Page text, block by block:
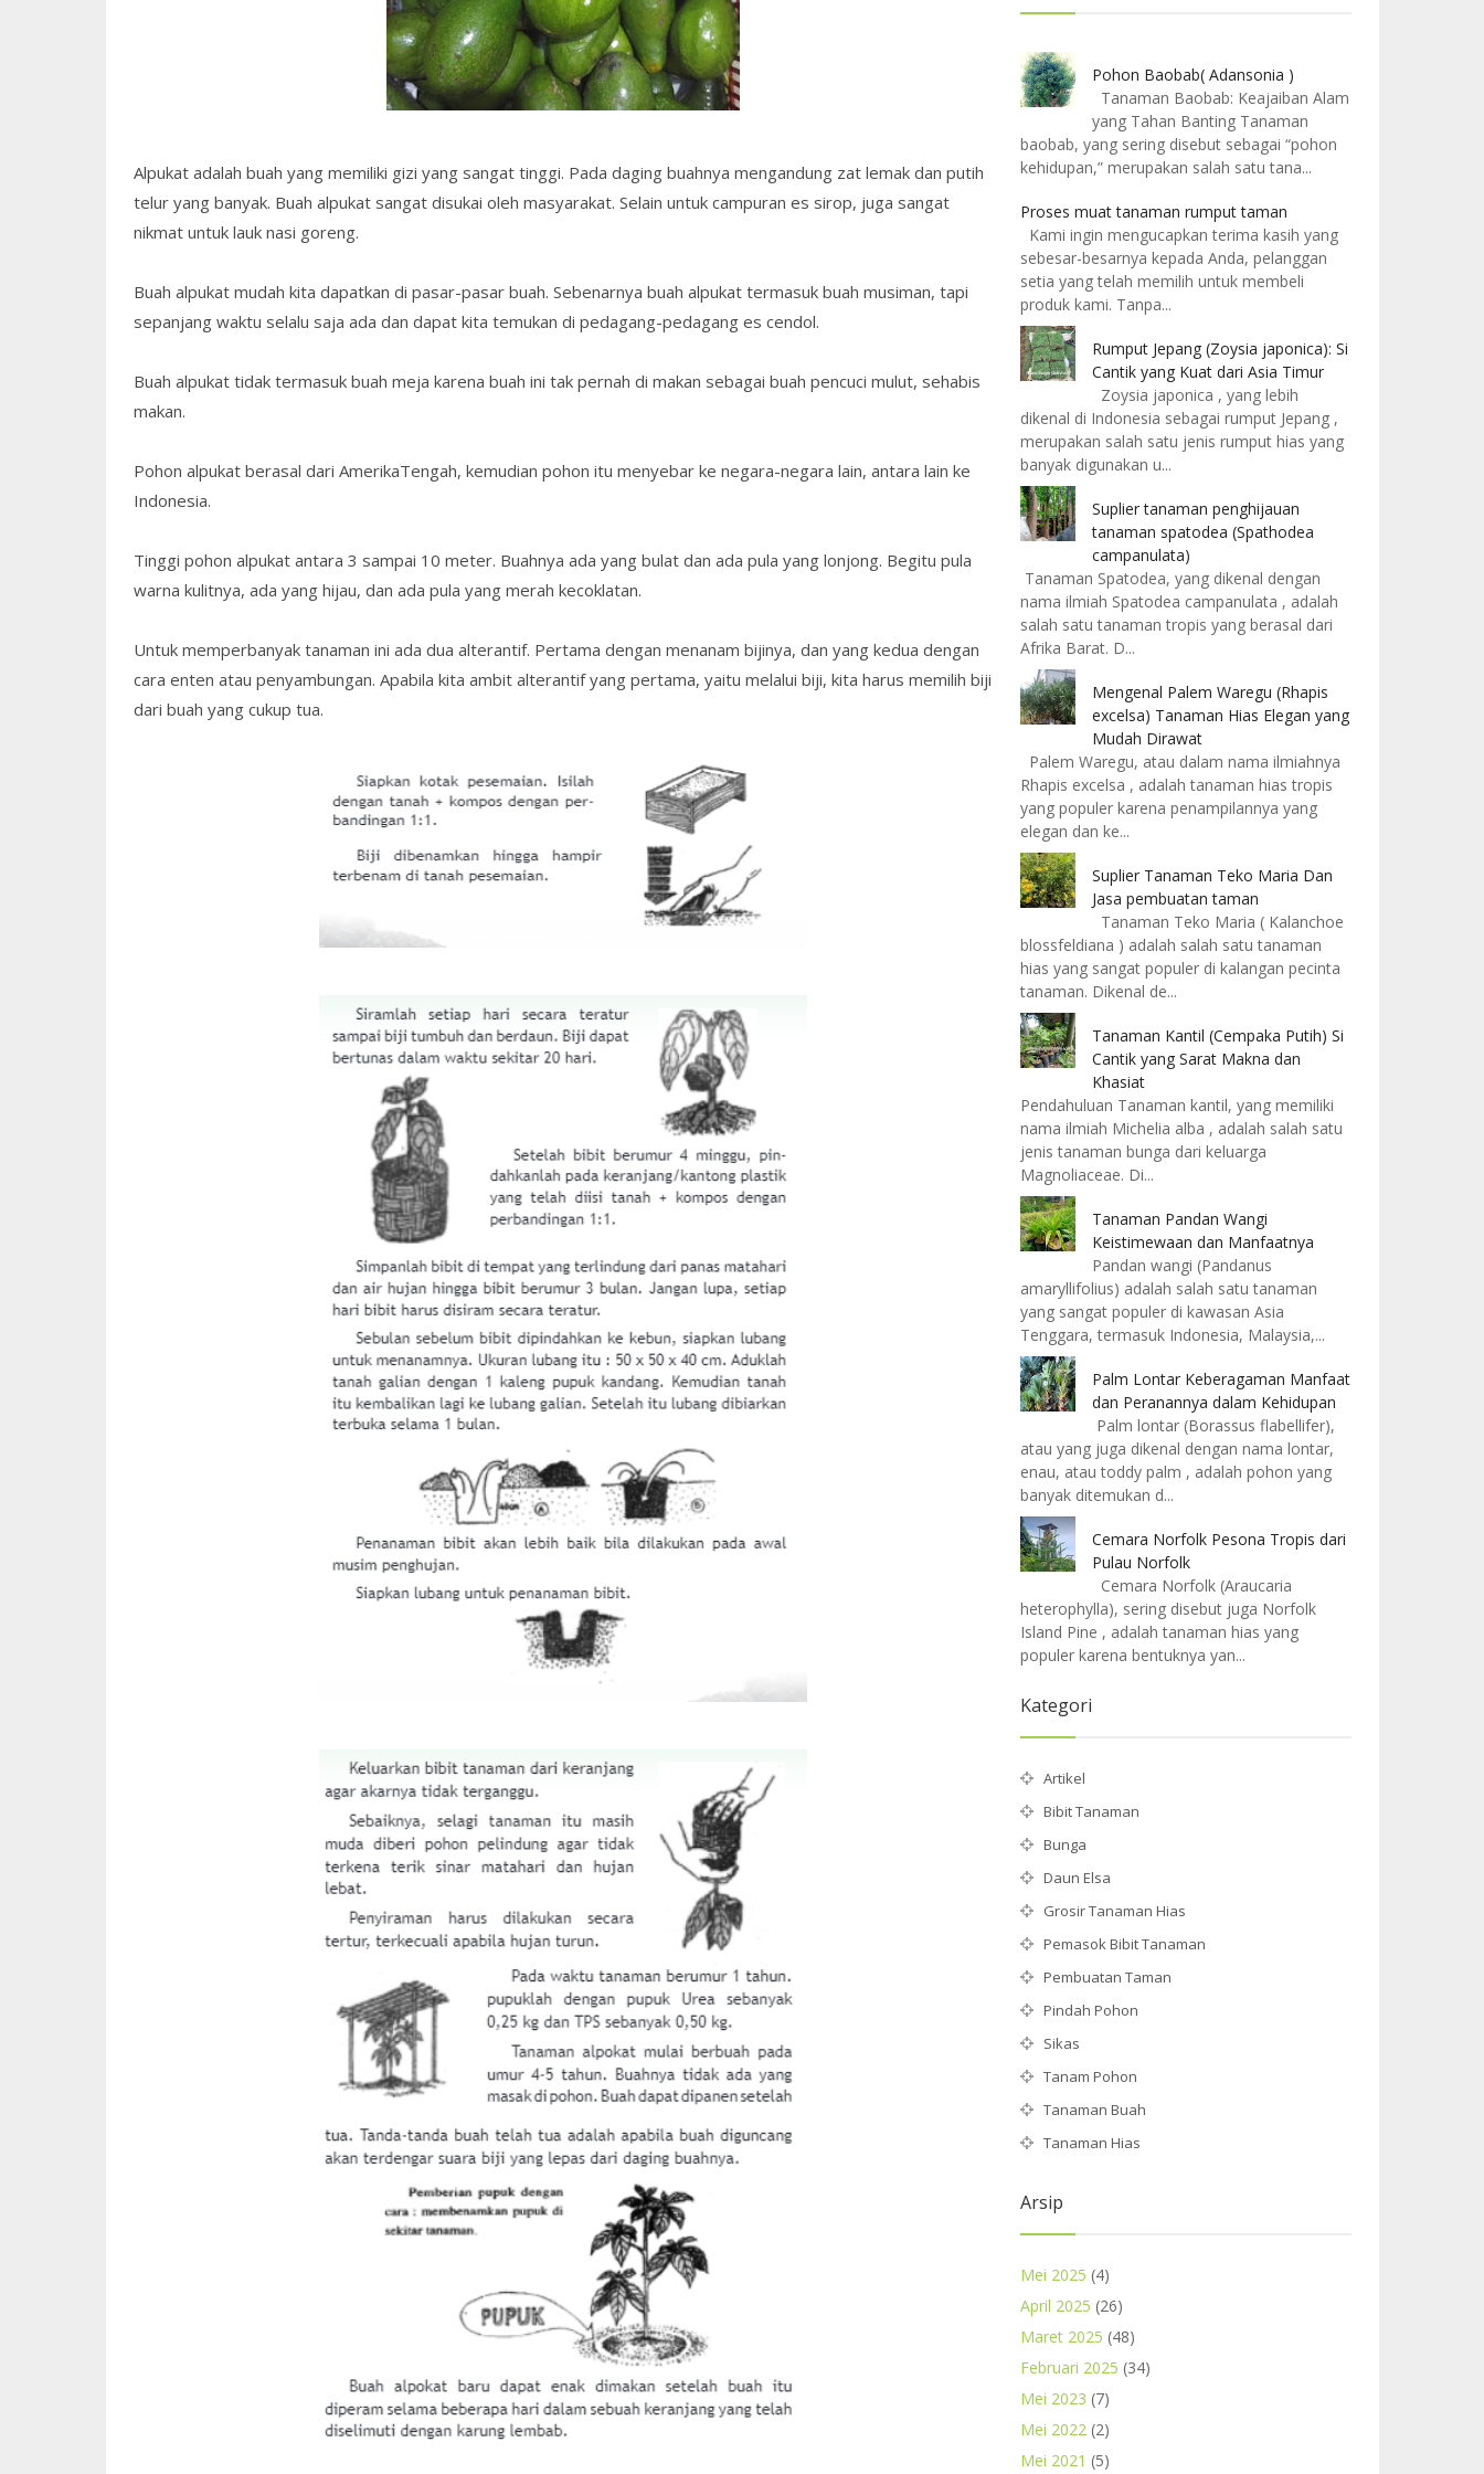
Alpukat adalah buah yang memiliki gizi yang sangat tinggi. Pada daging buahnya mengandung zat lemak dan putih
telur yang banyak. Buah alpukat sangat disukai oleh masyarakat. Selain untuk campuran es sirop, juga sangat
nikmat untuk lauk nasi goreng.
Buah alpukat mudah kita dapatkan di pasar-pasar buah. Sebenarnya buah alpukat termasuk buah musiman, tapi
sepanjang waktu selalu saja ada dan dapat kita temukan di pedagang-pedagang es cendol.
Buah alpukat tidak termasuk buah meja karena buah ini tak pernah di makan sebagai buah pencuci mulut, sehabis
makan.
Pohon alpukat berasal dari AmerikaTengah, kemudian pohon itu menyebar ke negara-negara lain, antara lain ke
Indonesia.
Tinggi pohon alpukat antara 3 sampai 10 meter. Buahnya ada yang bulat dan ada pula yang lonjong. Begitu pula
warna kulitnya, ada yang hijau, dan ada pula yang merah kecoklatan.
Untuk memperbanyak tanaman ini ada dua alterantif. Pertama dengan menanam bijinya, dan yang kedua dengan
cara enten atau penyambungan. Apabila kita ambit alterantif yang pertama, yaitu melalui biji, kita harus memilih biji
dari buah yang cukup tua.
Pohon Baobab( Adansonia )
Tanaman Baobab: Keajaiban Alam
yang Tahan Banting Tanaman
baobab, yang sering disebut sebagai “pohon
kehidupan,” merupakan salah satu tana...
Proses muat tanaman rumput taman
Kami ingin mengucapkan terima kasih yang
sebesar-besarnya kepada Anda, pelanggan
setia yang telah memilih untuk membeli
produk kami. Tanpa...
Rumput Jepang (Zoysia japonica): Si
Cantik yang Kuat dari Asia Timur
Zoysia japonica , yang lebih
dikenal di Indonesia sebagai rumput Jepang ,
merupakan salah satu jenis rumput hias yang
banyak digunakan u...
Suplier tanaman penghijauan
tanaman spatodea (Spathodea
campanulata)
Tanaman Spatodea, yang dikenal dengan
nama ilmiah Spatodea campanulata , adalah
salah satu tanaman tropis yang berasal dari
Afrika Barat. D...
Mengenal Palem Waregu (Rhapis
excelsa) Tanaman Hias Elegan yang
Mudah Dirawat
Palem Waregu, atau dalam nama ilmiahnya
Rhapis excelsa , adalah tanaman hias tropis
yang populer karena penampilannya yang
elegan dan ke...
Suplier Tanaman Teko Maria Dan
Jasa pembuatan taman
Tanaman Teko Maria ( Kalanchoe
blossfeldiana ) adalah salah satu tanaman
hias yang sangat populer di kalangan pecinta
tanaman. Dikenal de...
Tanaman Kantil (Cempaka Putih) Si
Cantik yang Sarat Makna dan
Khasiat
Pendahuluan Tanaman kantil, yang memiliki
nama ilmiah Michelia alba , adalah salah satu
jenis tanaman bunga dari keluarga
Magnoliaceae. Di...
Tanaman Pandan Wangi
Keistimewaan dan Manfaatnya
Pandan wangi (Pandanus
amaryllifolius) adalah salah satu tanaman
yang sangat populer di kawasan Asia
Tenggara, termasuk Indonesia, Malaysia,...
Palm Lontar Keberagaman Manfaat
dan Peranannya dalam Kehidupan
Palm lontar (Borassus flabellifer),
atau yang juga dikenal dengan nama lontar,
enau, atau toddy palm , adalah pohon yang
banyak ditemukan d...
Cemara Norfolk Pesona Tropis dari
Pulau Norfolk
Cemara Norfolk (Araucaria
heterophylla), sering disebut juga Norfolk
Island Pine , adalah tanaman hias yang
populer karena bentuknya yan...
Kategori
Artikel
Bibit Tanaman
Bunga
Daun Elsa
Grosir Tanaman Hias
Pemasok Bibit Tanaman
Pembuatan Taman
Pindah Pohon
Sikas
Tanam Pohon
Tanaman Buah
Tanaman Hias
Arsip
Mei 2025 (4)
April 2025 (26)
Maret 2025 (48)
Februari 2025 (34)
Mei 2023 (7)
Mei 2022 (2)
Mei 2021 (5)